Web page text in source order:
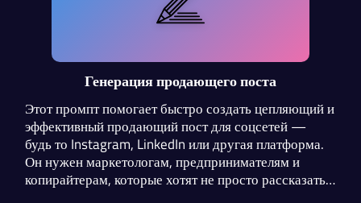
Генерация продающего поста
Этот промпт помогает быстро создать цепляющий и
эффективный продающий пост для соцсетей —
будь то Instagram, LinkedIn или другая платформа.
Он нужен маркетологам, предпринимателям и
копирайтерам, которые хотят не просто рассказать